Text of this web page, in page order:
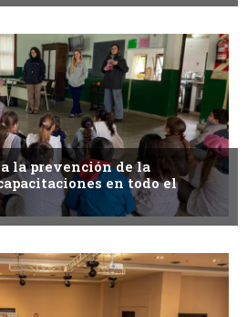
la prevención de la
en todo el